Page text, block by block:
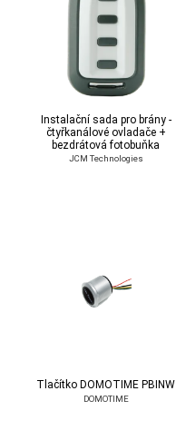
Instalační sada pro brány -
čtyřkanálové ovladače +
bezdrátová fotobuňka
JCM Technologies
Tlačítko DOMOTIME PBINW
DOMOTIME